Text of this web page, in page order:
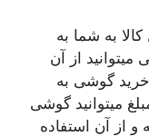
به شما به
از آن
خرید گوشی به
میتوانید گوشی
و از آن استفاده